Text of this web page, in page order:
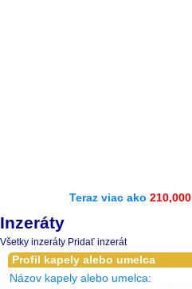
Teraz viac ako 210,000
Inzeráty
Všetky inzeráty Pridať inzerát
Profil kapely alebo umelca
Názov kapely alebo umelca: